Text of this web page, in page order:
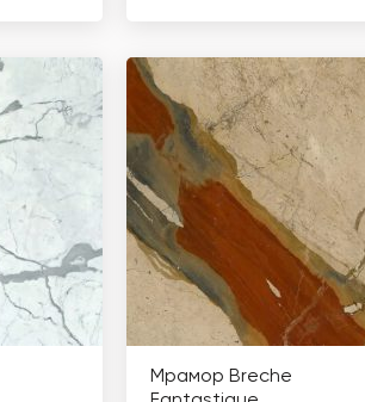
Мрамор Breche